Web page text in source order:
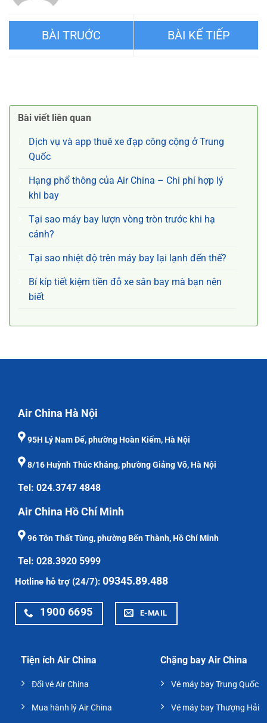
cảnh
Bài viết liên quan
Dịch vụ và app thuê xe đạp công cộng ở Trung
Quốc
Hạng phổ thông của Air China – Chi phí hợp lý
khi bay
Tại sao máy bay lượn vòng tròn trước khi hạ
cánh?
Tại sao nhiệt độ trên máy bay lại lạnh đến thế?
Bí kíp tiết kiệm tiền đỗ xe sân bay mà bạn nên
biết
Air China Hà Nội
95H Lý Nam Đế, phường Hoàn Kiếm, Hà Nội
8/16 Huỳnh Thúc Kháng, phường Giảng Võ, Hà Nội
Tel: 024.3747 4848
Air China Hồ Chí Minh
96 Tôn Thất Tùng, phường Bến Thành, Hồ Chí Minh
Tel: 028.3920 5999
Hotline hỗ trợ (24/7): 09345.89.488
1900 6695 E-MAIL
Tiện ích Air China
Đổi vé Air China
Mua hành lý Air China
Chặng bay Air China
Vé máy bay Trung Quốc
Vé máy bay Thượng Hải